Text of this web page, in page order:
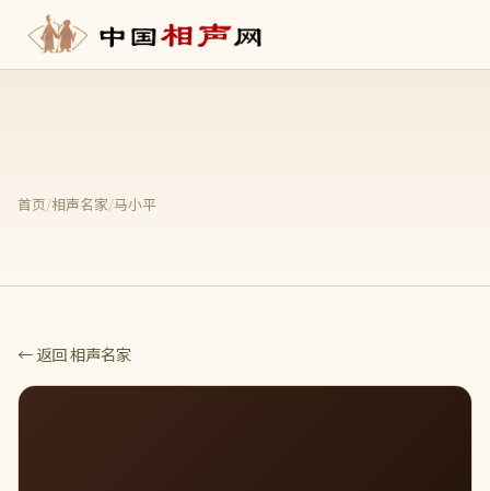
首页/相声名家/马小平
← 返回 相声名家